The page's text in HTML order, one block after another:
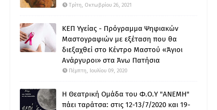
Τρίτη, Οκτωβρίου 26, 2021
ΚΕΠ Υγείας - Πρόγραμμα Ψηφιακών
Μαστογραφιών με εξέταση που θα
διεξαχθεί στο Κέντρο Μαστού «Άγιοι
Ανάργυροι» στα Άνω Πατήσια
Πέμπτη, Ιουλίου 09, 2020
Η Θεατρική Ομάδα του Φ.Ο.Υ "ΑΝΕΜΗ"
πάει ταράτσα: στις 12-13/7/2020 και 19-